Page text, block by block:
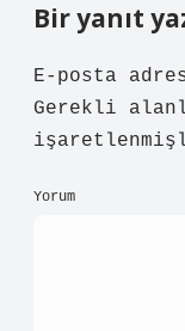
Bir yanıt
E-posta
Gerekli
Yorum